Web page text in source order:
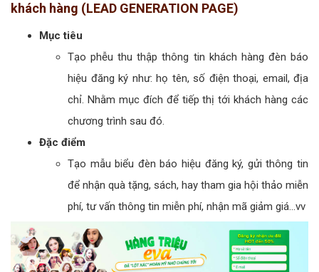
khách hàng (LEAD GENERATION PAGE)
Mục tiêu
Tạo phễu thu thập thông tin khách hàng đèn báo
hiệu đăng ký như: họ tên, số điện thoại, email, địa
chỉ. Nhằm mục đích để tiếp thị tới khách hàng các
chương trình sau đó.
Đặc điểm
Tạo mẫu biểu đèn báo hiệu đăng ký, gửi thông tin
để nhận quà tặng, sách, hay tham gia hội thảo miễn
phí, tư vấn thông tin miễn phí, nhận mã giảm giá...vv